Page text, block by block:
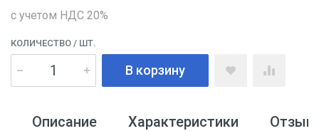
с учетом НДС 20%
КОЛИЧЕСТВО / ШТ.
В корзину
Описание Характеристики